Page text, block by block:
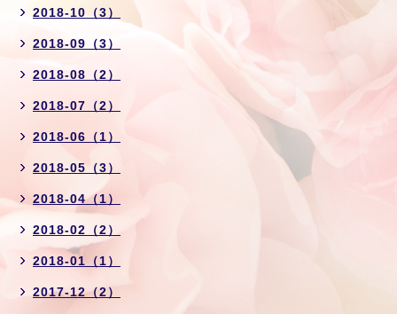
2018-10（3）
2018-09（3）
2018-08（2）
2018-07（2）
2018-06（1）
2018-05（3）
2018-04（1）
2018-02（2）
2018-01（1）
2017-12（2）